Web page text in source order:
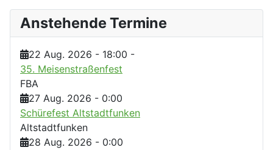
Anstehende Termine
22 Aug. 2026 - 18:00 -
35. Meisenstraßenfest
FBA
27 Aug. 2026 - 0:00
Schürefest Altstadtfunken
Altstadtfunken
28 Aug. 2026 - 0:00